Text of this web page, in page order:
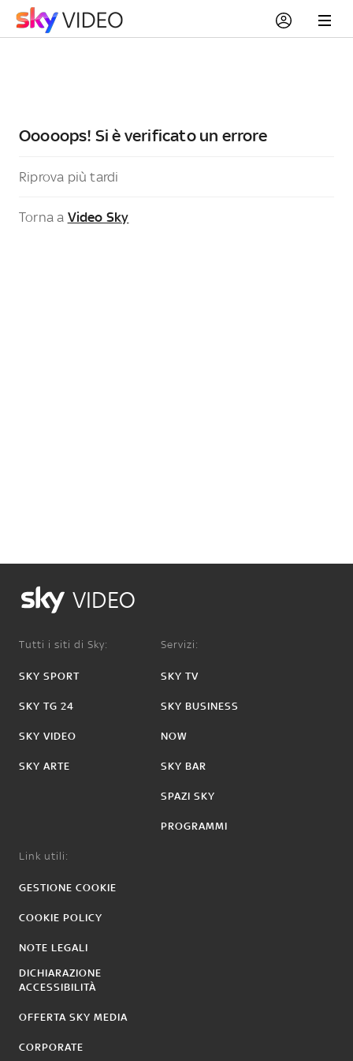
Ooooops! Si è verificato un errore
Riprova più tardi
Torna a Video Sky
VIDEO
Tutti i siti di Sky:
SKY SPORT
SKY TG 24
SKY VIDEO
SKY ARTE
Servizi:
SKY TV
SKY BUSINESS
NOW
SKY BAR
SPAZI SKY
PROGRAMMI
Link utili:
GESTIONE COOKIE
COOKIE POLICY
NOTE LEGALI
DICHIARAZIONE
ACCESSIBILITÀ
OFFERTA SKY MEDIA
CORPORATE